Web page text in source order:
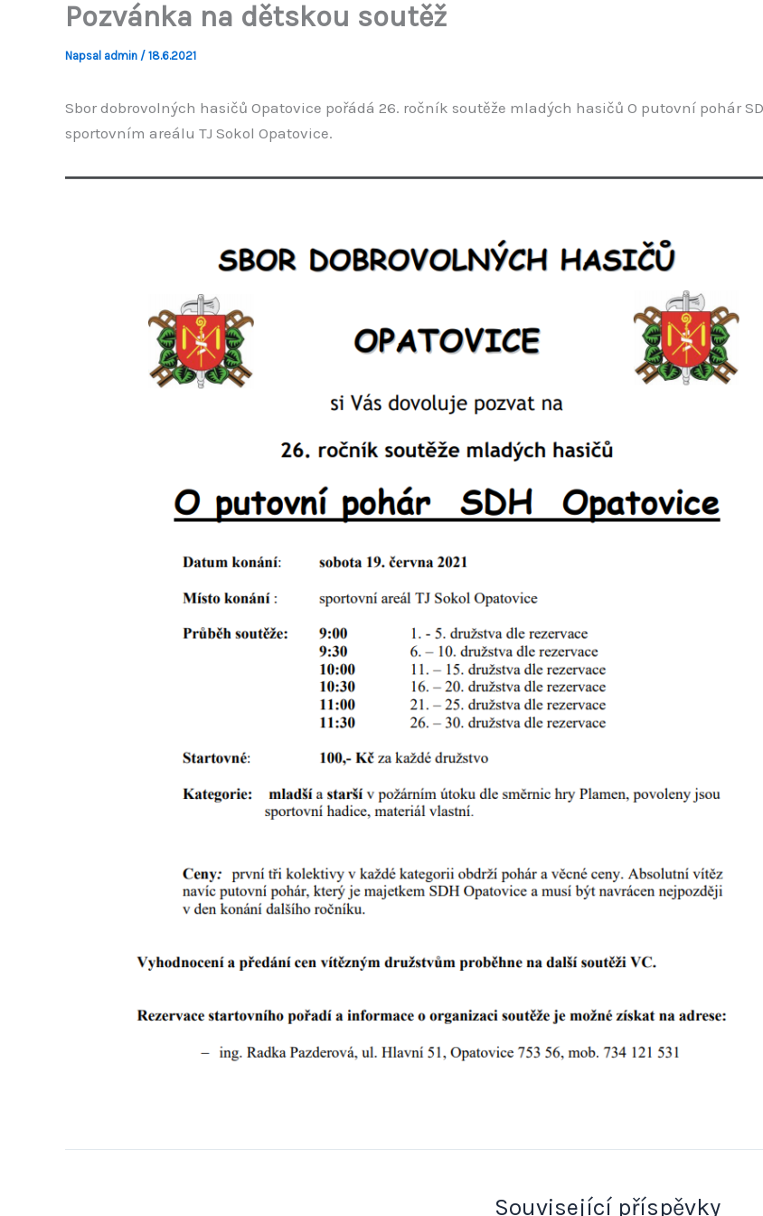
Pozvánka na dětskou soutěž
Napsal admin / 18.6.2021
Sbor dobrovolných hasičů Opatovice pořádá 26. ročník soutěže mladých hasičů O putovní pohár
sportovním areálu TJ Sokol Opatovice.
Související příspěvky